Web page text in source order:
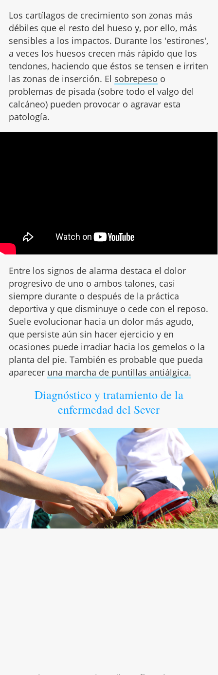
Los cartílagos de crecimiento son zonas más
débiles que el resto del hueso y, por ello, más
sensibles a los impactos. Durante los 'estirones',
a veces los huesos crecen más rápido que los
tendones, haciendo que éstos se tensen e irriten
las zonas de inserción. El sobrepeso o
problemas de pisada (sobre todo el valgo del
calcáneo) pueden provocar o agravar esta
patología.
Entre los signos de alarma destaca el dolor
progresivo de uno o ambos talones, casi
siempre durante o después de la práctica
deportiva y que disminuye o cede con el reposo.
Suele evolucionar hacia un dolor más agudo,
que persiste aún sin hacer ejercicio y en
ocasiones puede irradiar hacia los gemelos o la
planta del pie. También es probable que pueda
aparecer una marcha de puntillas antiálgica.
Diagnóstico y tratamiento de la
enfermedad del Sever